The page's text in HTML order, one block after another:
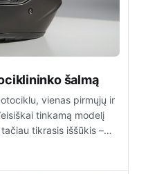
šalmą
vienas pirmųjų ir
tinkamą modelį
tikrasis iššūkis –…